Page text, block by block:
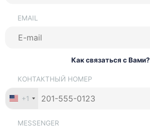
EMAIL
Как связаться с Вами?
КОНТАКТНЫЙ НОМЕР
+1
MESSENGER